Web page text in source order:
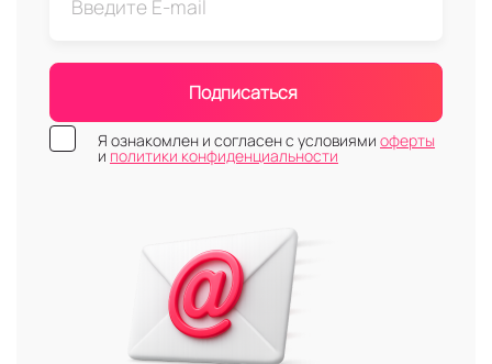
Подписаться
Я ознакомлен и согласен с условиями оферты
и политики конфиденциальности